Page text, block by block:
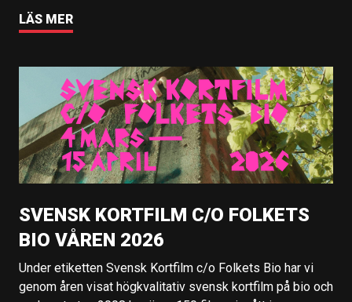
LÄS MER
SVENSK KORTFILM C/O FOLKETS
BIO VÅREN 2026
Under etiketten Svensk Kortfilm c/o Folkets Bio har vi
genom åren visat högkvalitativ svensk kortfilm på bio och